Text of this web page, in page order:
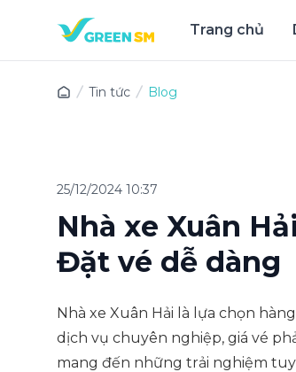
Trang chủ
Tin tức Blog
25/12/2024 10:37
Nhà xe Xuân
Đặt vé dễ dàng
Nhà xe Xuân Hải là lựa chọn
dịch vụ chuyên nghiệp, giá vé
mang đến những trải nghiệm